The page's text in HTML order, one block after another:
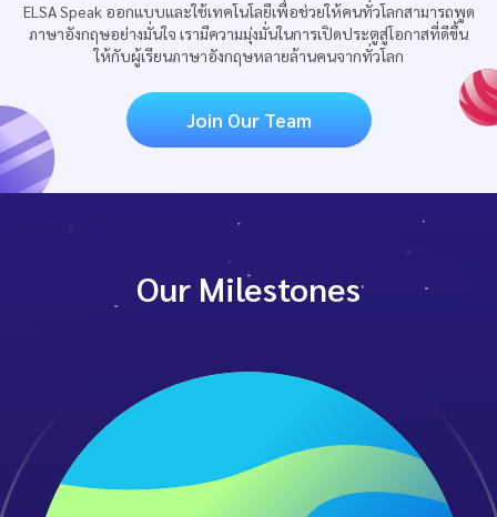
ELSA Speak ออกแบบและใช้เทคโนโลยีเพื่อช่วยให้คนทั่วโลกสามารถพูด
ภาษาอังกฤษอย่างมั่นใจ เรามีความมุ่งมั่นในการเปิดประตูสู่โอกาสที่ดีขึ้น
ให้กับผู้เรียนภาษาอังกฤษหลายล้านคนจากทั่วโลก
Join Our Team
Our Milestones